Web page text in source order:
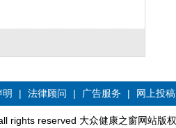
| 法律顾问 | 广告服务 | 网上投稿
rights reserved 大众健康之窗网站版